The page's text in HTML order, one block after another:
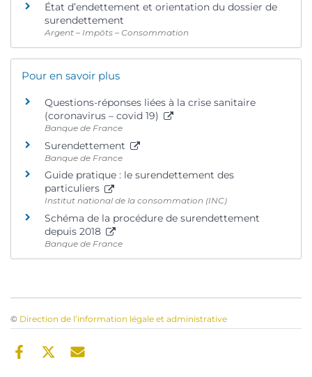
État d’endettement et orientation du dossier de
surendettement
Argent – Impôts – Consommation
Pour en savoir plus
Questions-réponses liées à la crise sanitaire
(coronavirus – covid 19)
Banque de France
Surendettement
Banque de France
Guide pratique : le surendettement des
particuliers
Institut national de la consommation (INC)
Schéma de la procédure de surendettement
depuis 2018
Banque de France
© Direction de l’information légale et administrative